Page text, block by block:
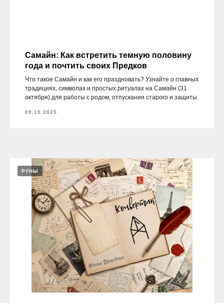
Самайн: Как встретить темную половину
года и почтить своих Предков
Что такое Самайн и как его праздновать? Узнайте о главных
традициях, символах и простых ритуалах на Самайн (31
октября) для работы с родом, отпускания старого и защиты.
09.10.2025
РУНЫ